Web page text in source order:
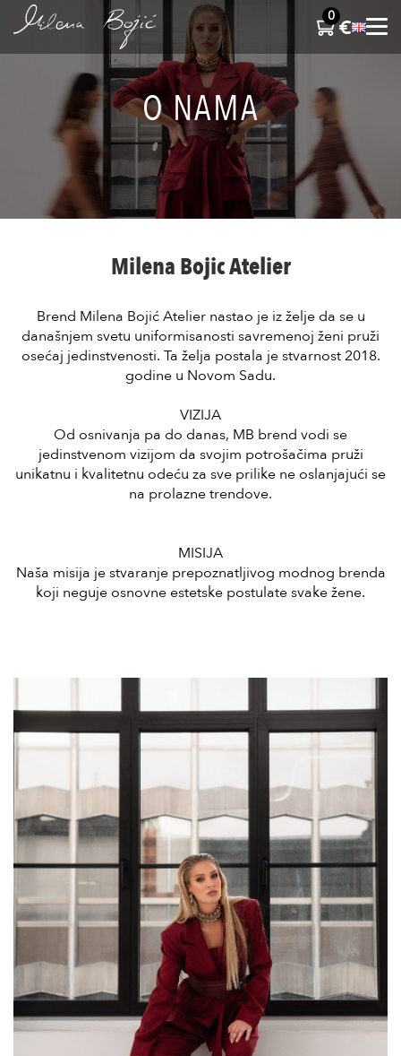
0
O NAMA
Milena Bojic Atelier
Brend Milena Bojić Atelier nastao je iz želje da se u
današnjem svetu uniformisanosti savremenoj ženi pruži
osećaj jedinstvenosti. Ta želja postala je stvarnost 2018.
godine u Novom Sadu.
VIZIJA
Od osnivanja pa do danas, MB brend vodi se
jedinstvenom vizijom da svojim potrošačima pruži
unikatnu i kvalitetnu odeću za sve prilike ne oslanjajući se
na prolazne trendove.
MISIJA
Naša misija je stvaranje prepoznatljivog modnog brenda
koji neguje osnovne estetske postulate svake žene.